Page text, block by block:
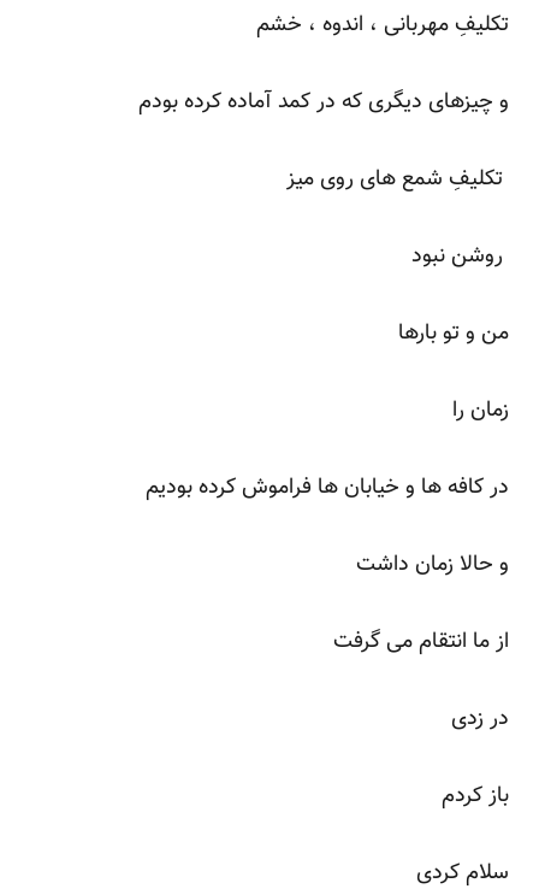
تکلیفِ مهربانی ، اندوه ، خشم
و چیزهای دیگری که در کمد آماده کرده بودم
تکلیفِ شمع های روی میز
روشن نبود
من و تو بارها
زمان را
در کافه ها و خیابان ها فراموش کرده بودیم
و حالا زمان داشت
از ما انتقام می گرفت
در زدی
باز کردم
سلام کردی